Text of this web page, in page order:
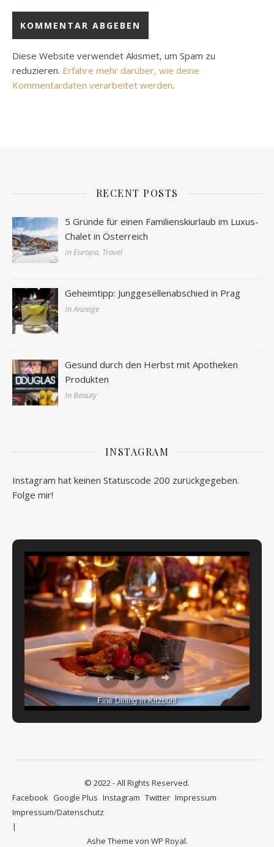
Diese Website verwendet Akismet, um Spam zu
reduzieren. Erfahre mehr darüber, wie deine
Kommentardaten verarbeitet werden.
RECENT POSTS
5 Gründe für einen Familienskiurlaub im Luxus-
Chalet in Österreich
In Europa, Travel
Geheimtipp: Junggesellenabschied in Prag
In Anzeige
Gesund durch den Herbst mit Apotheken
Produkten
In Beauty
INSTAGRAM
Instagram hat keinen Statuscode 200 zurückgegeben.
Folge mir!
Fine Dining in Kitzbühl
© 2022 - All Rights Reserved.
Facebook Google Plus Instagram Twitter Impressum
Impressum/Datenschutz
Ashe Theme von WP Royal.